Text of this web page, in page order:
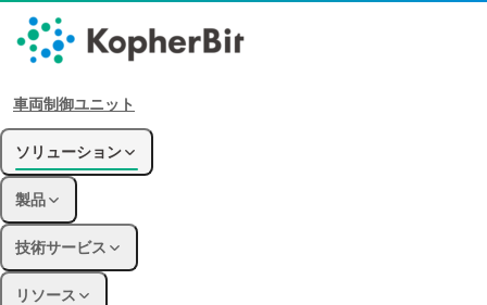
車両制御ユニット
ソリューション
製品
技術サービス
リソース